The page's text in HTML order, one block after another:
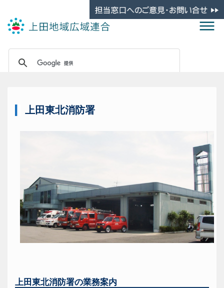
上田東北消防署
上田東北消防署の業務案内